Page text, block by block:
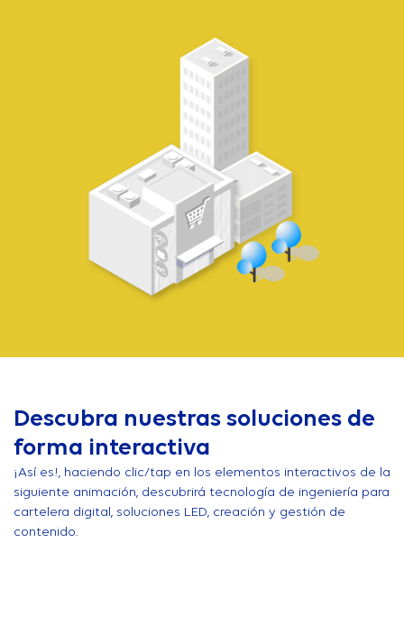
Descubra nuestras soluciones de
forma interactiva
¡Así es!, haciendo clic/tap en los elementos interactivos de la
siguiente animación, descubrirá tecnología de ingeniería para
cartelera digital, soluciones LED, creación y gestión de
contenido.